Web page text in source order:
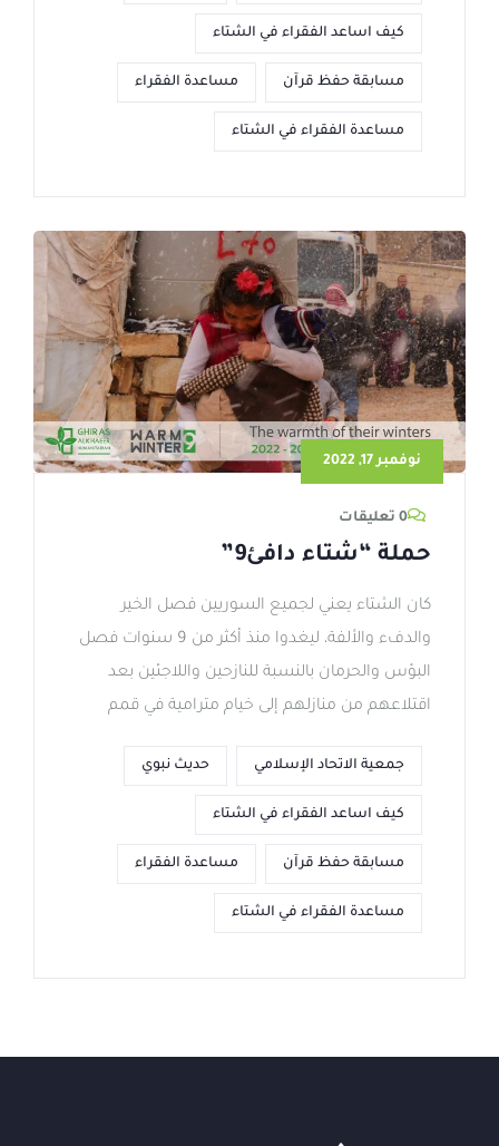
كيف اساعد الفقراء في الشتاء
مسابقة حفظ قرآن مساعدة الفقراء
مساعدة الفقراء في الشتاء
نوفمبر 17, 2022
0 تعليقات
حملة “شتاء دافئ9”
كان الشتاء يعني لجميع السوريين فصل الخير
والدفء والألفة، ليغدوا منذ أكثر من 9 سنوات فصل
البؤس والحرمان بالنسبة للنازحين واللاجئين بعد
اقتلاعهم من منازلهم إلى خيام مترامية في قمم
جمعية الاتحاد الإسلامي حديث نبوي
كيف اساعد الفقراء في الشتاء
مسابقة حفظ قرآن مساعدة الفقراء
مساعدة الفقراء في الشتاء